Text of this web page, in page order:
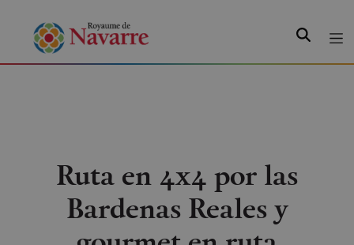
Ruta en 4x4 por las
Bardenas Reales y